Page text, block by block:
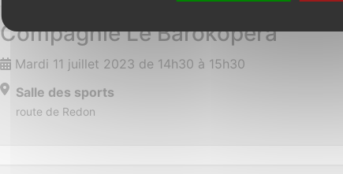
Compagnie Le Barokopéra
Mardi 11 juillet 2023 de 14h30 à 15h30
Salle des sports
route de Redon